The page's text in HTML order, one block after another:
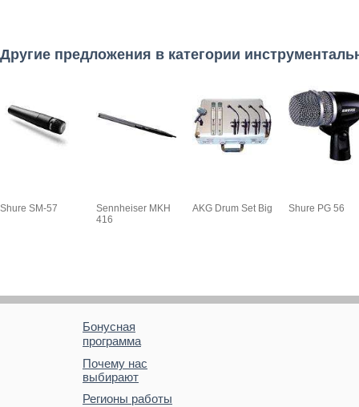
Другие предложения в категории
Shure SM-57
Sennheiser MKH
416
AKG Drum Set Big Shure PG 56
Бонусная
программа
Почему нас
выбирают
Регионы работы